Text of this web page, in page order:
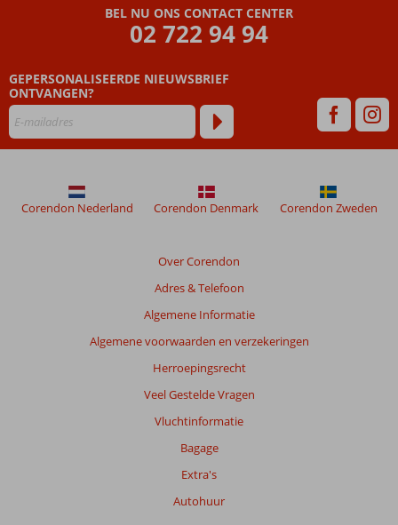
BEL NU ONS CONTACT CENTER
02 722 94 94
GEPERSONALISEERDE NIEUWSBRIEF
ONTVANGEN?
Over Corendon
Adres & Telefoon
Algemene Informatie
Algemene voorwaarden en verzekeringen
Herroepingsrecht
Veel Gestelde Vragen
Vluchtinformatie
Bagage
Extra's
Autohuur
Corendon Nederland Corendon Denmark Corendon Zweden